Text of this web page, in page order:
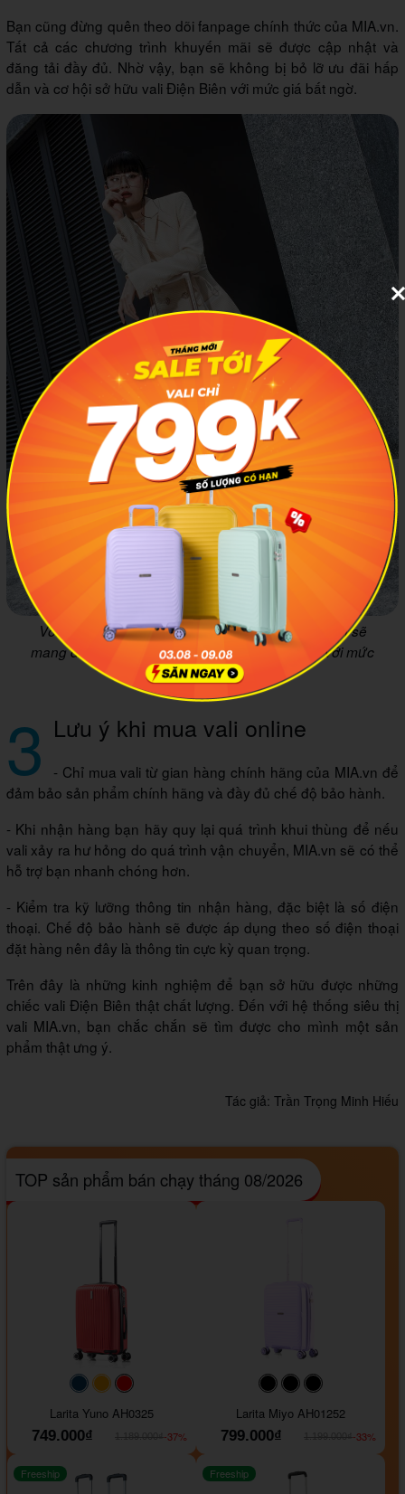
Bạn cũng đừng quên theo dõi fanpage chính thức của MIA.vn.
Tất cả các chương trình khuyến mãi sẽ được cập nhật và
đăng tải đầy đủ. Nhờ vậy, bạn sẽ không bị bỏ lỡ ưu đãi hấp
dẫn và cơ hội sở hữu vali Điện Biên với mức giá bất ngờ.
Với các chương trình khuyến mãi siêu hời, MIA.vn sẽ
mang đến cho bạn những chiếc vali Điện Biên với mức
giá cực tốt
3 Lưu ý khi mua vali online
- Chỉ mua vali từ gian hàng chính hãng của MIA.vn để
đảm bảo sản phẩm chính hãng và đầy đủ chế độ bảo hành.
- Khi nhận hàng bạn hãy quy lại quá trình khui thùng để nếu
vali xảy ra hư hỏng do quá trình vận chuyển, MIA.vn sẽ có thể
hỗ trợ bạn nhanh chóng hơn.
- Kiểm tra kỹ lưỡng thông tin nhận hàng, đặc biệt là số điện
thoại. Chế độ bảo hành sẽ được áp dụng theo số điện thoại
đặt hàng nên đây là thông tin cực kỳ quan trọng.
Trên đây là những kinh nghiệm để bạn sở hữu được những
chiếc vali Điện Biên thật chất lượng. Đến với hệ thống siêu thị
vali MIA.vn, bạn chắc chắn sẽ tìm được cho mình một sản
phẩm thật ưng ý.
Tác giả: Trần Trọng Minh Hiếu
TOP sản phẩm bán chạy tháng 08/2026
#093f69#ffa500
Larita Yuno AH0325
749.000₫
-37%
#000000#000000
Larita Miyo AH01252
799.000₫
-33%
Freeship Freeship